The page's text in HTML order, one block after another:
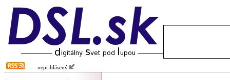
neprihlásený